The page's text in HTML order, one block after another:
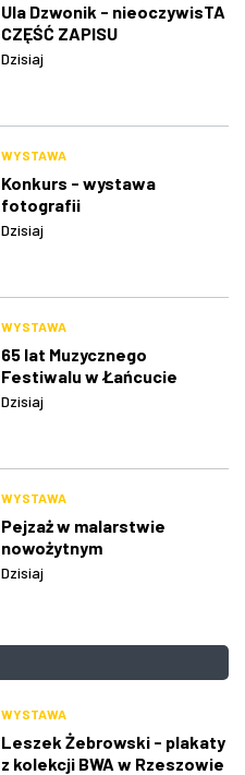
Ula Dzwonik - nieoczywisTA
CZĘŚĆ ZAPISU
Dzisiaj
WYSTAWA
Konkurs - wystawa
fotografii
Dzisiaj
WYSTAWA
65 lat Muzycznego
Festiwalu w Łańcucie
Dzisiaj
WYSTAWA
Pejzaż w malarstwie
nowożytnym
Dzisiaj
WYSTAWA
Leszek Żebrowski - plakaty
z kolekcji BWA w Rzeszowie